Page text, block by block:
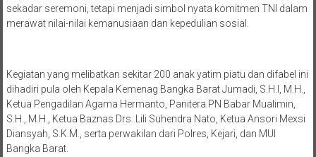
sekadar seremoni, tetapi menjadi simbol nyata komitmen TNI dalam
merawat nilai-nilai kemanusiaan dan kepedulian sosial.
Kegiatan yang melibatkan sekitar 200 anak yatim piatu dan difabel ini
dihadiri pula oleh Kepala Kemenag Bangka Barat Jumadi, S.H.I, M.H.,
Ketua Pengadilan Agama Hermanto, Panitera PN Babar Mualimin,
S.H., M.H., Ketua Baznas Drs. Lili Suhendra Nato, Ketua Ansori Mexsi
Diansyah, S.K.M., serta perwakilan dari Polres, Kejari, dan MUI
Bangka Barat.